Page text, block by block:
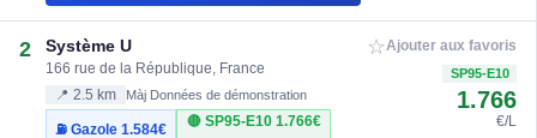
2 Système U
166 rue de la République, France
📍 2.5 km Màj Données de démonstration
⛽ Gazole1.584€
🔴 SP95-E10 1.766€
☆Ajouter aux favoris
SP95-E10
1.766
€/L